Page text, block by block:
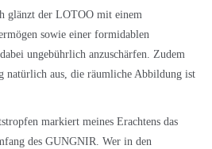
glänzt der LOTOO mit einem
sowie einer formidablen
ungebührlich anzuschärfen. Zudem
natürlich aus, die räumliche Abbildung ist
markiert meines Erachtens das
des GUNGNIR. Wer in den